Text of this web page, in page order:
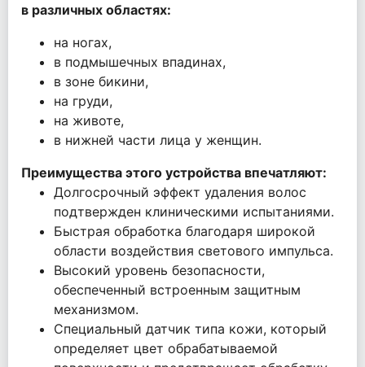
в различных областях:
на ногах,
в подмышечных впадинах,
в зоне бикини,
на груди,
на животе,
в нижней части лица у женщин.
Преимущества этого устройства впечатляют:
Долгосрочный эффект удаления волос
подтвержден клиническими испытаниями.
Быстрая обработка благодаря широкой
области воздействия светового импульса.
Высокий уровень безопасности,
обеспеченный встроенным защитным
механизмом.
Специальный датчик типа кожи, который
определяет цвет обрабатываемой